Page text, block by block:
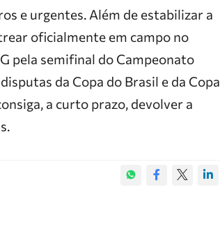
e urgentes. Além de estabilizar a
oficialmente em campo no
pela semifinal do Campeonato
da Copa do Brasil e da Copa
a curto prazo, devolver a